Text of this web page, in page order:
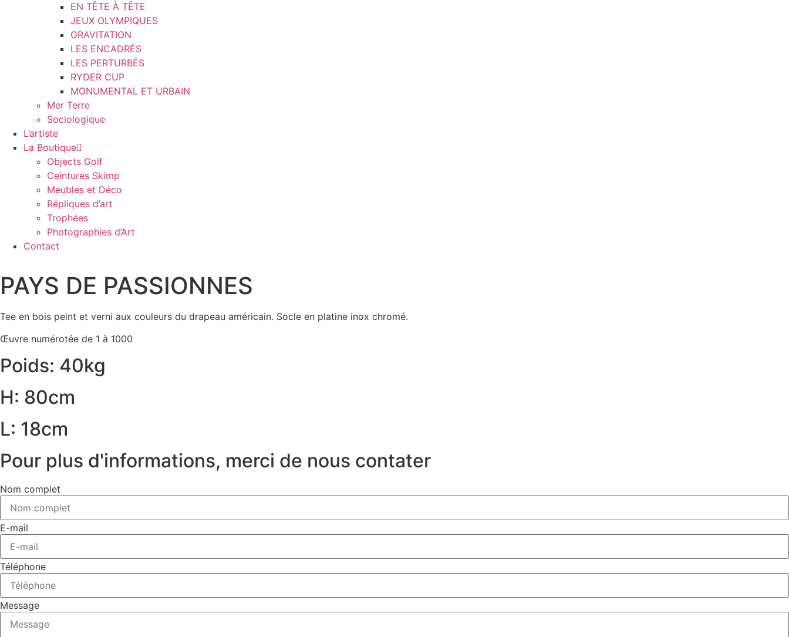
EN TÊTE À TÊTE
JEUX OLYMPIQUES
GRAVITATION
LES ENCADRÉS
LES PERTURBÉS
RYDER CUP
MONUMENTAL ET URBAIN
Mer Terre
Sociologique
L’artiste
La Boutique
Objects Golf
Ceintures Skimp
Meubles et Déco
Répliques d’art
Trophées
Photographies d’Art
Contact
PAYS DE PASSIONNES
Tee en bois peint et verni aux couleurs du drapeau américain. Socle en platine inox chromé.
Œuvre numérotée de 1 à 1000
Poids: 40kg
H: 80cm
L: 18cm
Pour plus d'informations, merci de nous contater
Nom complet
E-mail
Téléphone
Message